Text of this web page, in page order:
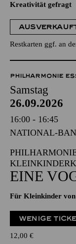
Kreativität gefragt
Restkarten ggf. an
PHILHARMONIE
Samstag
26.09.2026
16:00 - 16:45
NATIONAL-
EINE
Für Kleinkinder
WENIGE
12,00 €